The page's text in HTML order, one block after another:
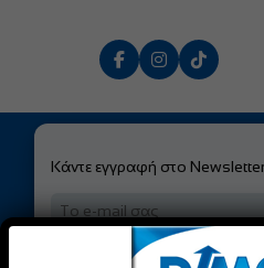
Κάντε εγγραφή στο